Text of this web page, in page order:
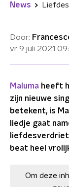
News
Door:
vr 9 juli 2021
Maluma heeft
zijn nieuwe
betekent, is
liedje gaat
beat heel
Om deze